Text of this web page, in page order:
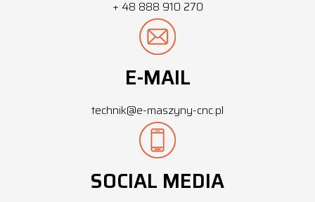
+ 48 888 910 270
E-MAIL
technik@e-maszyny-cnc.pl
SOCIAL MEDIA